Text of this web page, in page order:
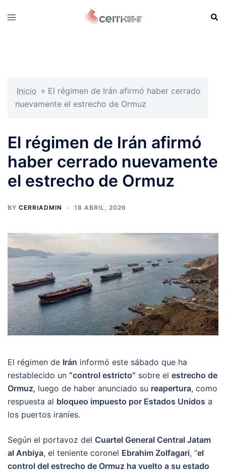
Toggle
Inicio » El régimen de Irán afirmó haber cerrado
nuevamente el estrecho de Ormuz
El régimen de Irán afirmó
haber cerrado nuevamente
el estrecho de Ormuz
BY CERRIADMIN 18 ABRIL, 2026
El régimen de Irán informó este sábado que ha
restablecido un “control estricto” sobre el estrecho de
Ormuz, luego de haber anunciado su reapertura, como
respuesta al bloqueo impuesto por Estados Unidos a
los puertos iraníes.
Según el portavoz del Cuartel General Central Jatam
al Anbiya, el teniente coronel Ebrahim Zolfagari, “el
control del estrecho de Ormuz ha vuelto a su estado